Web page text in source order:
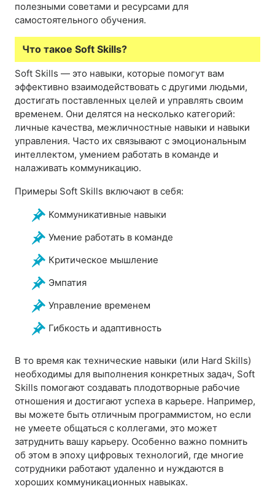
полезными советами и ресурсами для
самостоятельного обучения.
Что такое Soft Skills?
Soft Skills — это навыки, которые помогут вам
эффективно взаимодействовать с другими людьми,
достигать поставленных целей и управлять своим
временем. Они делятся на несколько категорий:
личные качества, межличностные навыки и навыки
управления. Часто их связывают с эмоциональным
интеллектом, умением работать в команде и
налаживать коммуникацию.
Примеры Soft Skills включают в себя:
Коммуникативные навыки
Умение работать в команде
Критическое мышление
Эмпатия
Управление временем
Гибкость и адаптивность
В то время как технические навыки (или Hard Skills)
необходимы для выполнения конкретных задач, Soft
Skills помогают создавать плодотворные рабочие
отношения и достигают успеха в карьере. Например,
вы можете быть отличным программистом, но если
не умеете общаться с коллегами, это может
затруднить вашу карьеру. Особенно важно помнить
об этом в эпоху цифровых технологий, где многие
сотрудники работают удаленно и нуждаются в
хороших коммуникационных навыках.